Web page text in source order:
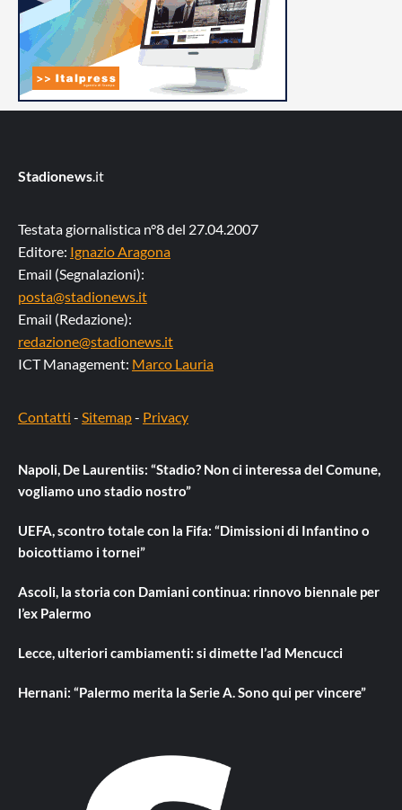
Stadionews.it
Testata giornalistica n°8 del 27.04.2007
Editore: Ignazio Aragona
Email (Segnalazioni):
posta@stadionews.it
Email (Redazione):
redazione@stadionews.it
ICT Management: Marco Lauria
Contatti - Sitemap- Privacy
Napoli, De Laurentiis: “Stadio? Non ci interessa del Comune,
vogliamo uno stadio nostro”
UEFA, scontro totale con la Fifa: “Dimissioni di Infantino o
boicottiamo i tornei”
Ascoli, la storia con Damiani continua: rinnovo biennale per
l’ex Palermo
Lecce, ulteriori cambiamenti: si dimette l’ad Mencucci
Hernani: “Palermo merita la Serie A. Sono qui per vincere”